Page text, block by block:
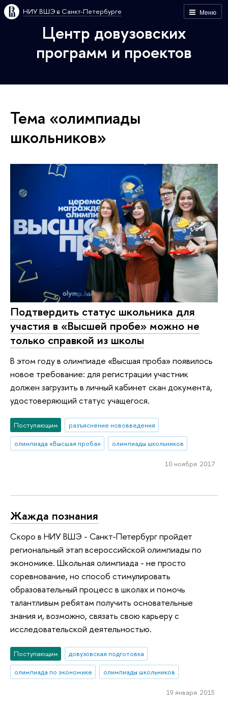
Меню
НИУ ВШЭ в Санкт-Петербурге
Центр довузовских
программ и проектов
Тема «олимпиады
школьников»
Подтвердить статус школьника для
участия в «Высшей пробе» можно не
только справкой из школы
В этом году в олимпиаде «Высшая проба» появилось
новое требование: для регистрации участник
должен загрузить в личный кабинет скан документа,
удостоверяющий статус учащегося.
Поступающим
разъяснение нововведения
олимпиада «Высшая проба»
олимпиады школьников
10 ноября 2017
Жажда познания
Скоро в НИУ ВШЭ - Санкт-Петербург пройдет
региональный этап всероссийской олимпиады по
экономике. Школьная олимпиада - не просто
соревнование, но способ стимулировать
образовательный процесс в школах и помочь
талантливым ребятам получить основательные
знания и, возможно, связать свою карьеру с
исследовательской деятельностью.
Поступающим
довузовская подготовка
олимпиада по экономике
олимпиады школьников
19 января 2015